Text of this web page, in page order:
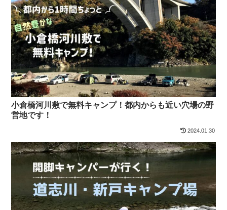
小倉橋河川敷で無料キャンプ！都内からも近い穴場の野
営地です！
2024.01.30